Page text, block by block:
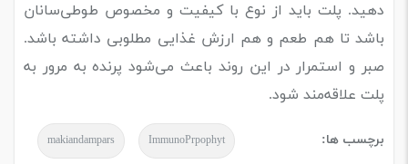
دهید. پلت باید از نوع با کیفیت و مخصوص طوطی‌سانان
باشد تا هم طعم و هم ارزش غذایی مطلوبی داشته باشد.
صبر و استمرار در این روند باعث می‌شود پرنده به مرور به
پلت علاقه‌مند شود.
برچسب ها: ImmunoPrpophyt
makiandampars